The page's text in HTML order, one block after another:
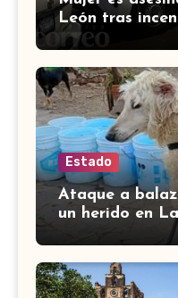
León tras
con bombas
Estado
Ataque a
un herido en